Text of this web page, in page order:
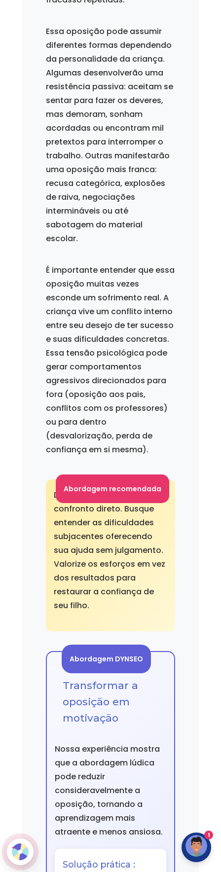
Essa oposição pode assumir
diferentes formas dependendo
da personalidade da criança.
Algumas desenvolverão uma
resistência passiva: aceitam se
sentar para fazer os deveres,
mas demoram, sonham
acordadas ou encontram mil
pretextos para interromper o
trabalho. Outras manifestarão
uma oposição mais franca:
recusa categórica, explosões
de raiva, negociações
intermináveis ou até
sabotagem do material
escolar.
É importante entender que essa
oposição muitas vezes
esconde um sofrimento real. A
criança vive um conflito interno
entre seu desejo de ter sucesso
e suas dificuldades concretas.
Essa tensão psicológica pode
gerar comportamentos
agressivos direcionados para
fora (oposição aos pais,
conflitos com os professores)
ou para dentro
(desvalorização, perda de
confiança em si mesma).
Abordagem recomendada
Diante da oposição, evite o
confronto direto. Busque
entender as dificuldades
subjacentes oferecendo
sua ajuda sem julgamento.
Valorize os esforços em vez
dos resultados para
restaurar a confiança de
seu filho.
Abordagem DYNSEO
Transformar a
oposição em
motivação
Nossa experiência mostra
que a abordagem lúdica
pode reduzir
consideravelmente a
oposição, tornando a
aprendizagem mais
atraente e menos ansiosa.
Solução prática :
1